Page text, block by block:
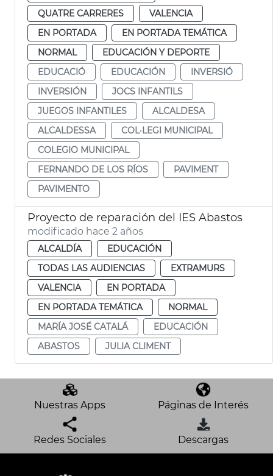
QUATRE CARRERES
VALENCIA
EN PORTADA
EN PORTADA TEMÁTICA
NORMAL
EDUCACIÓN Y DEPORTE
EDUCACIÓ
EDUCACIÓN
INVERSIÓ
INVERSIÓN
JOCS INFANTILS
JUEGOS INFANTILES
ALCALDESA
ALCALDESSA
COL·LEGI MUNICIPAL
COLEGIO MUNICIPAL
FERNANDO DE LOS RÍOS
PAVIMENT
PAVIMENTO
Proyecto de reparación del IES Abastos
modificado hace 2 años
ALCALDÍA
EDUCACIÓN
TODAS LAS AUDIENCIAS
EXTRAMURS
VALENCIA
EN PORTADA
EN PORTADA TEMÁTICA
NORMAL
MARÍA JOSÉ CATALÁ
EDUCACIÓN
ABASTOS
JULIA CLIMENT
Nuestras Apps Páginas de Interés
Redes Sociales Descargas